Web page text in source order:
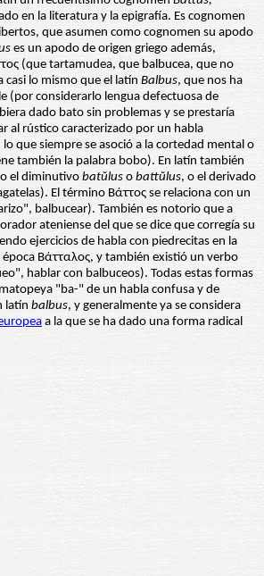
en la literatura y la epigrafía. Es cognomen
que asumen como cognomen su apodo
es un apodo de origen griego además,
(que tartamudea, que balbucea, que no
casi lo mismo que el latín Balbus, que nos ha
(por considerarlo lengua defectuosa de
dado bato sin problemas y se prestaría
al rústico caracterizado por un habla
que siempre se asoció a la cortedad mental o
también la palabra bobo). En latín también
el diminutivo batŭlus o battŭlus, o el derivado
El término Βάττος se relaciona con un
balbucear). También es notorio que a
ateniense del que se dice que corregía su
ejercicios de habla con piedrecitas en la
Βάτταλος, y también existió un verbo
hablar con balbuceos). Todas estas formas
"ba-" de un habla confusa y de
latín balbus, y generalmente ya se considera
a la que se ha dado una forma radical